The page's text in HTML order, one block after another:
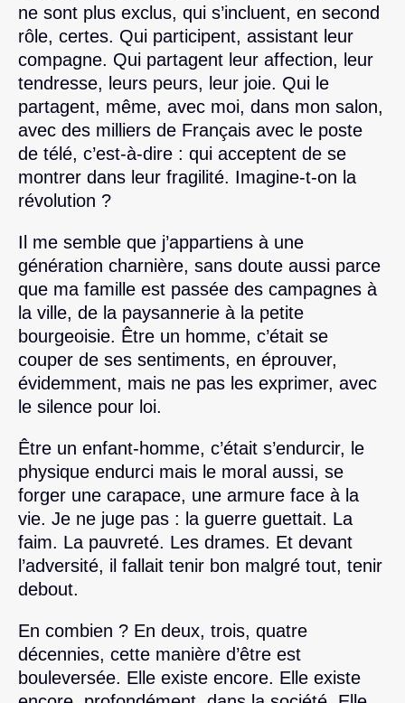
ne sont plus exclus, qui s’incluent, en second
rôle, certes. Qui participent, assistant leur
compagne. Qui partagent leur affection, leur
tendresse, leurs peurs, leur joie. Qui le
partagent, même, avec moi, dans mon salon,
avec des milliers de Français avec le poste
de télé, c’est-à-dire : qui acceptent de se
montrer dans leur fragilité. Imagine-t-on la
révolution ?
Il me semble que j’appartiens à une
génération charnière, sans doute aussi parce
que ma famille est passée des campagnes à
la ville, de la paysannerie à la petite
bourgeoisie. Être un homme, c’était se
couper de ses sentiments, en éprouver,
évidemment, mais ne pas les exprimer, avec
le silence pour loi.
Être un enfant-homme, c’était s’endurcir, le
physique endurci mais le moral aussi, se
forger une carapace, une armure face à la
vie. Je ne juge pas : la guerre guettait. La
faim. La pauvreté. Les drames. Et devant
l’adversité, il fallait tenir bon malgré tout, tenir
debout.
En combien ? En deux, trois, quatre
décennies, cette manière d’être est
bouleversée. Elle existe encore. Elle existe